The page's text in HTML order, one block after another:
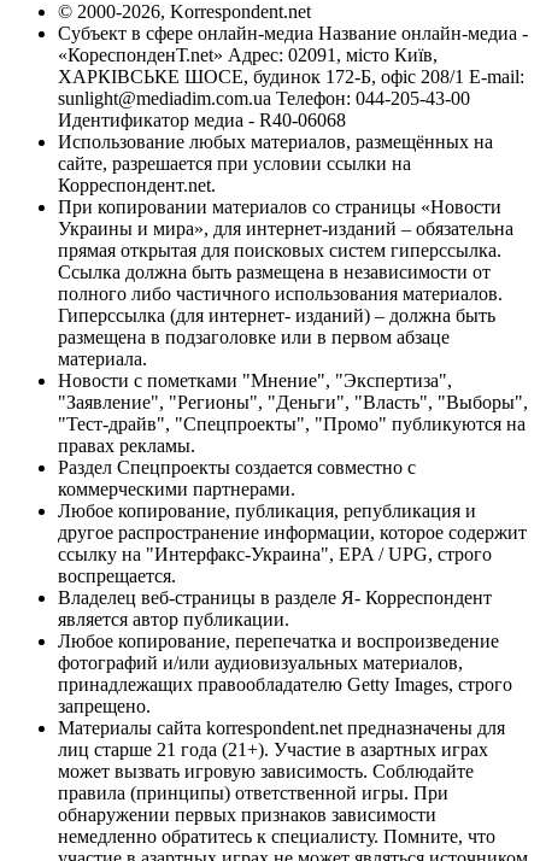
© 2000-2026, Korrespondent.net
Субъект в сфере онлайн-медиа Название онлайн-медиа -
«КореспонденТ.net» Адрес: 02091, місто Київ,
ХАРКІВСЬКЕ ШОСЕ, будинок 172-Б, офіс 208/1 E-mail:
sunlight@mediadim.com.ua Телефон: 044-205-43-00
Идентификатор медиа - R40-06068
Использование любых материалов, размещённых на
сайте, разрешается при условии ссылки на
Корреспондент.net.
При копировании материалов со страницы «Новости
Украины и мира», для интернет-изданий – обязательна
прямая открытая для поисковых систем гиперссылка.
Ссылка должна быть размещена в независимости от
полного либо частичного использования материалов.
Гиперссылка (для интернет- изданий) – должна быть
размещена в подзаголовке или в первом абзаце
материала.
Новости с пометками "Мнение", "Экспертиза",
"Заявление", "Регионы", "Деньги", "Власть", "Выборы",
"Тест-драйв", "Спецпроекты", "Промо" публикуются на
правах рекламы.
Раздел Спецпроекты создается совместно с
коммерческими партнерами.
Любое копирование, публикация, републикация и
другое распространение информации, которое содержит
ссылку на "Интерфакс-Украина", EPA / UPG, строго
воспрещается.
Владелец веб-страницы в разделе Я- Корреспондент
является автор публикации.
Любое копирование, перепечатка и воспроизведение
фотографий и/или аудиовизуальных материалов,
принадлежащих правообладателю Getty Images, строго
запрещено.
Материалы сайта korrespondent.net предназначены для
лиц старше 21 года (21+). Участие в азартных играх
может вызвать игровую зависимость. Соблюдайте
правила (принципы) ответственной игры. При
обнаружении первых признаков зависимости
немедленно обратитесь к специалисту. Помните, что